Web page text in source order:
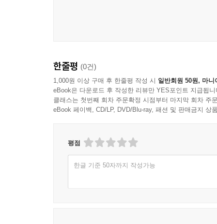
3. 진술보증의 기능
4. 진술보증위반의 효과
5. 진술보증의 주체(진술보증자)
6. 진술보증의 기준시점
1. 진술보증대상의 한정 방법 개관
2. 구체적인 한정 방법
· 진술보증의 대상
한줄평 (0건)
1,000원 이상 구매 후 한줄평 작성 시 일반회원 50원, 마니
eBook은 다운로드 후 작성한 리뷰만 YES포인트 지급됩니
클래스는 첫번째 회차 주문확정 시점부터 마지막 회차 주
eBook 페이백, CD/LP, DVD/Blu-ray, 패션 및 판매금지 상
평점
한글 기준 50자까지 작성가능